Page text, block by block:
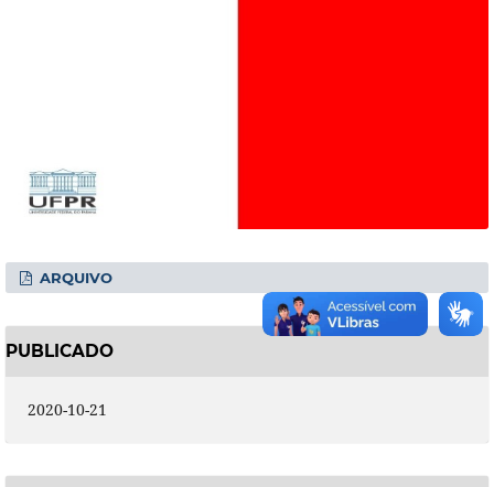
ARQUIVO
PUBLICADO
2020-10-21